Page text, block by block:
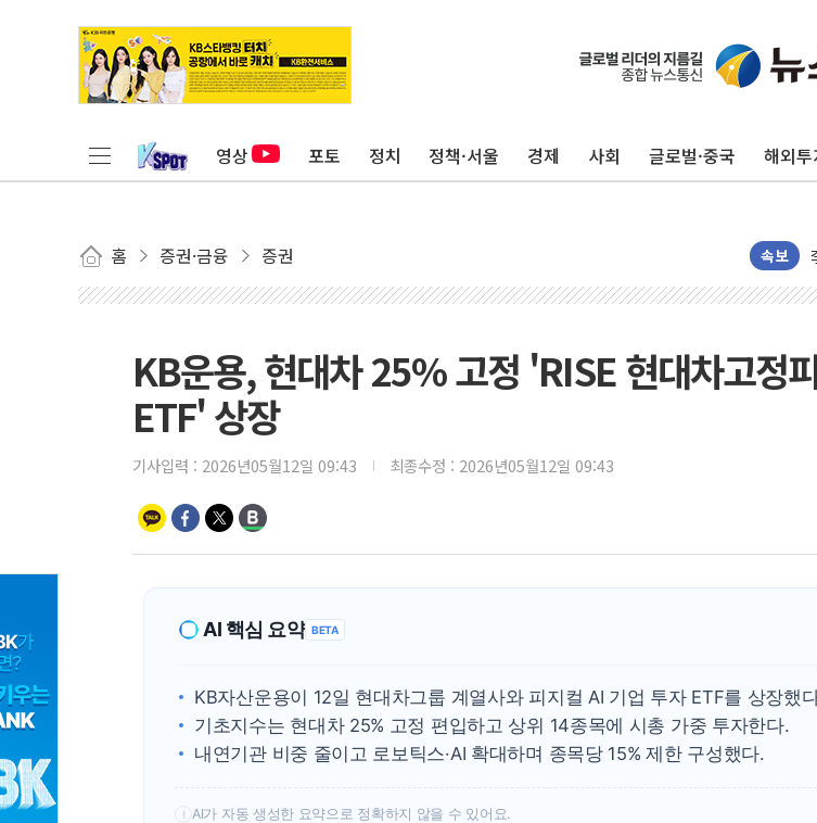
영상 포토 정치 정책·서울 경제 사회 글로벌·중국 해외
홈 증권·금융 증권 속보
KB운용, 현대차 25% 고정 'RISE 현대차고정
ETF' 상장
기사입력 : 2026년05월12일 09:43 최종수정 : 2026년05월12일 09:43
AI 핵심 요약 BETA
KB자산운용이 12일 현대차그룹 계열사와 피지컬 AI 기업 투자 ETF를 상장했
기초지수는 현대차 25% 고정 편입하고 상위 14종목에 시총 가중 투자한다.
내연기관 비중 줄이고 로보틱스·AI 확대하며 종목당 15% 제한 구성했다.
! AI가 자동 생성한 요약으로 정확하지 않을 수 있어요.